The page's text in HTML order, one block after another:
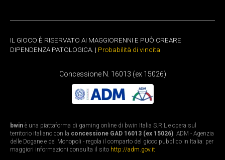
IL GIOCO È RISERVATO AI MAGGIORENNI E PUÒ CREARE
DIPENDENZA PATOLOGICA. | Probabilità di vincita
Concessione N. 16013 (ex 15026)
bwin è una piattaforma di gaming online di bwin Italia S.R.L e opera sul
territorio italiano con la concessione GAD 16013 (ex 15026). ADM - Agenzia
delle Dogane e dei Monopoli - regola il comparto del gioco pubblico in Italia: per
maggiori informazioni consulta il sito http://adm.gov.it